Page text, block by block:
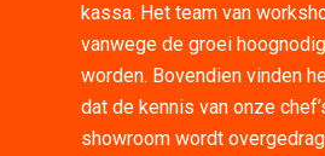
kassa. Het team van
vanwege de groei
worden. Bovendien vinden
dat de kennis van onze
showroom wordt